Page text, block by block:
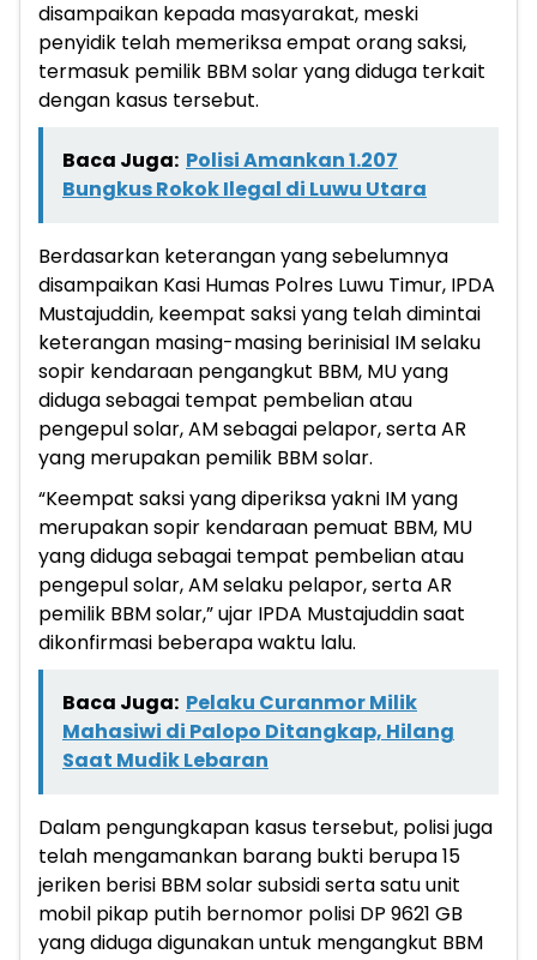
disampaikan kepada masyarakat, meski
penyidik telah memeriksa empat orang saksi,
termasuk pemilik BBM solar yang diduga terkait
dengan kasus tersebut.
Baca Juga: Polisi Amankan 1.207
Bungkus Rokok Ilegal di Luwu Utara
Berdasarkan keterangan yang sebelumnya
disampaikan Kasi Humas Polres Luwu Timur, IPDA
Mustajuddin, keempat saksi yang telah dimintai
keterangan masing-masing berinisial IM selaku
sopir kendaraan pengangkut BBM, MU yang
diduga sebagai tempat pembelian atau
pengepul solar, AM sebagai pelapor, serta AR
yang merupakan pemilik BBM solar.
“Keempat saksi yang diperiksa yakni IM yang
merupakan sopir kendaraan pemuat BBM, MU
yang diduga sebagai tempat pembelian atau
pengepul solar, AM selaku pelapor, serta AR
pemilik BBM solar,” ujar IPDA Mustajuddin saat
dikonfirmasi beberapa waktu lalu.
Baca Juga: Pelaku Curanmor Milik
Mahasiwi di Palopo Ditangkap, Hilang
Saat Mudik Lebaran
Dalam pengungkapan kasus tersebut, polisi juga
telah mengamankan barang bukti berupa 15
jeriken berisi BBM solar subsidi serta satu unit
mobil pikap putih bernomor polisi DP 9621 GB
yang diduga digunakan untuk mengangkut BBM